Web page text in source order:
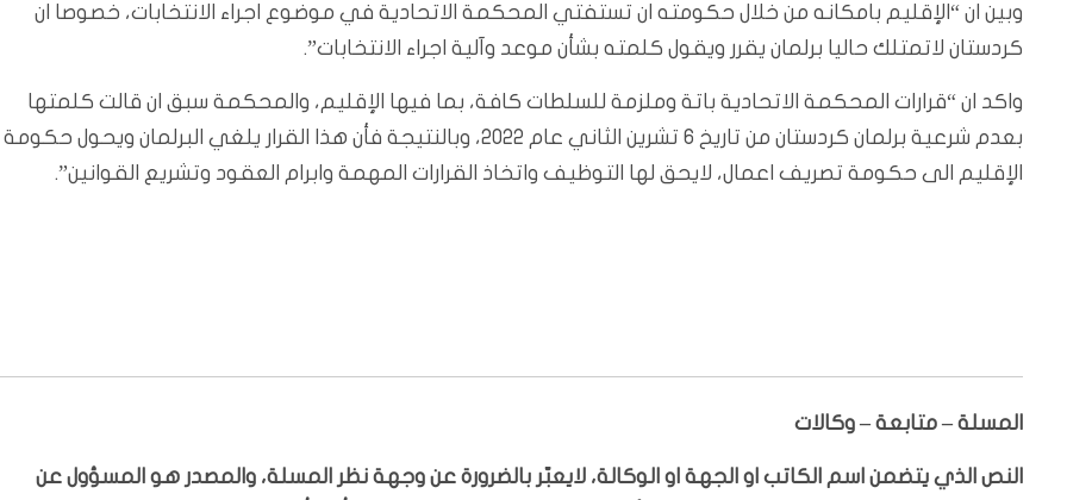
وبين ان “الإقليم بامكانه من خلال حكومته ان تستفتي المحكمة الاتحادية في موضوع اجراء الانتخابات، خصوصا ان
كردستان لاتمتلك حاليا برلمان يقرر ويقول كلمته بشأن موعد وآلية اجراء الانتخابات”.
واكد ان “قرارات المحكمة الاتحادية باتة وملزمة للسلطات كافة، بما فيها الإقليم، والمحكمة سبق ان قالت كلمتها
بعدم شرعية برلمان كردستان من تاريخ 6 تشرين الثاني عام 2022، وبالنتيجة فأن هذا القرار يلغي البرلمان ويحول حكومة
الإقليم الى حكومة تصريف اعمال، لايحق لها التوظيف واتخاذ القرارات المهمة وابرام العقود وتشريع القوانين”.
المسلة – متابعة – وكالات
النص الذي يتضمن اسم الكاتب او الجهة او الوكالة، لايعبّر بالضرورة عن وجهة نظر المسلة، والمصدر هو المسؤول عن